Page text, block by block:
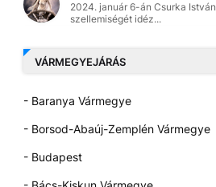
2024. január 6-án Csurka István
szellemiségét idéz...
VÁRMEGYEJÁRÁS
- Baranya Vármegye
- Borsod-Abaúj-Zemplén Vármegye
- Budapest